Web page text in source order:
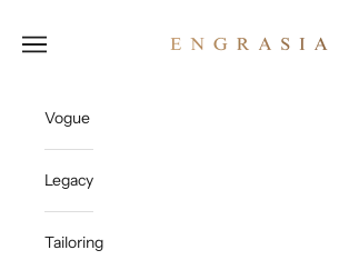
Open navigation menu
Vogue
Legacy
Tailoring